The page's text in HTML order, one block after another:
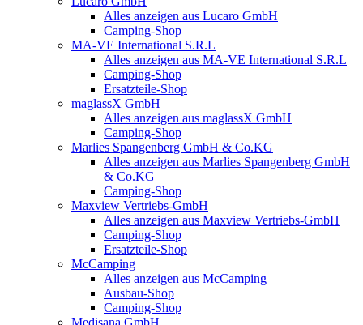
Alles anzeigen aus Lucaro GmbH
Camping-Shop
MA-VE International S.R.L
Alles anzeigen aus MA-VE International S.R.L
Camping-Shop
Ersatzteile-Shop
maglassX GmbH
Alles anzeigen aus maglassX GmbH
Camping-Shop
Marlies Spangenberg GmbH & Co.KG
Alles anzeigen aus Marlies Spangenberg GmbH
& Co.KG
Camping-Shop
Maxview Vertriebs-GmbH
Alles anzeigen aus Maxview Vertriebs-GmbH
Camping-Shop
Ersatzteile-Shop
McCamping
Alles anzeigen aus McCamping
Ausbau-Shop
Camping-Shop
Medisana GmbH